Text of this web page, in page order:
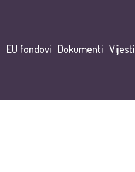
EU fondovi Dokumenti Vijesti